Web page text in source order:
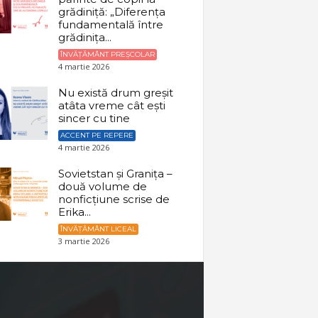
grădiniță: „Diferența
fundamentală între
grădinița...
ÎNVĂȚĂMÂNT PREȘCOLAR
4 martie 2026
Nu există drum greșit
atâta vreme cât ești
sincer cu tine
ACCENT PE REPERE
4 martie 2026
Sovietstan și Granița –
două volume de
nonficțiune scrise de
Erika...
ÎNVĂȚĂMÂNT LICEAL
3 martie 2026